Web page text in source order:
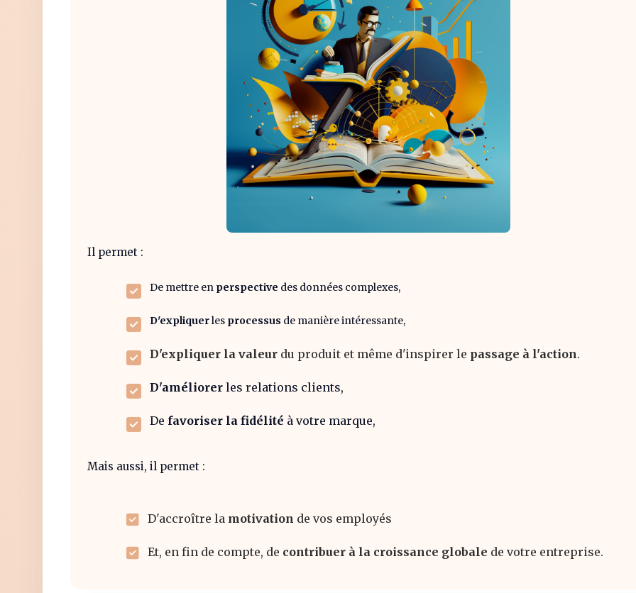
Il permet :
De mettre en perspective des données complexes,
D'expliquerles processus de manière intéressante,
D'expliquer la valeur du produit et même d'inspirer le passage à l'action.
D'améliorer les relations clients,
De favoriser la fidélité à votre marque,
Mais aussi, il permet :
D'accroître la motivation de vos employés
Et, en fin de compte, de contribuer à la croissance globale de votre entreprise.